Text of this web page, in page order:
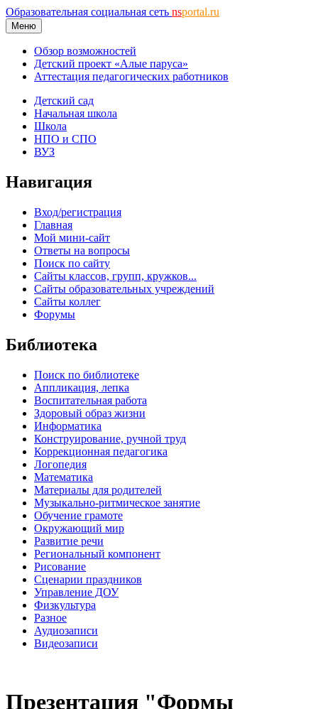
Образовательная социальная сеть nsportal.ru
Меню
Обзор возможностей
Детский проект «Алые паруса»
Аттестация педагогических работников
Детский сад
Начальная школа
Школа
НПО и СПО
ВУЗ
Навигация
Вход/регистрация
Главная
Мой мини-сайт
Ответы на вопросы
Поиск по сайту
Сайты классов, групп, кружков...
Сайты образовательных учреждений
Сайты коллег
Форумы
Библиотека
Поиск по библиотеке
Аппликация, лепка
Воспитательная работа
Здоровый образ жизни
Информатика
Конструирование, ручной труд
Коррекционная педагогика
Логопедия
Математика
Материалы для родителей
Музыкально-ритмическое занятие
Обучение грамоте
Окружающий мир
Развитие речи
Региональный компонент
Рисование
Сценарии праздников
Управление ДОУ
Физкультура
Разное
Аудиозаписи
Видеозаписи
Презентация "Формы